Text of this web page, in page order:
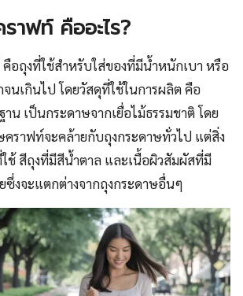
าฟท์ คืออะไร?
อถุงที่ใช้สำหรับใส่ของที่มีน้ำหนักเบา หรือ
นเกินไป โดยวัสดุที่ใช้ในการผลิต คือ
น เป็นกระดาษจากเยื่อไม้ธรรมชาติ โดย
ราฟท์จะคล้ายกับถุงกระดาษทั่วไป แต่สิ่ง
ช้ สีถุงที่มีสีน้ำตาล และเนื้อผิวสัมผัสที่มี
ซึ่งจะแตกต่างจากถุงกระดาษอื่นๆ